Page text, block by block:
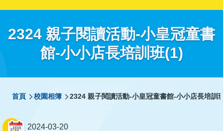
Main
navigation
2324 親子閱讀活動-小皇冠童書
館-小小店長培訓班(1)
導首頁 校園相簿 2324 親子閱讀活動-小皇冠童書館-小小店長培訓
2024-03-20